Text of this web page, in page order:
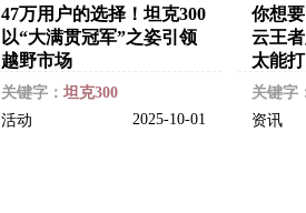
47万用户的选择！坦克300
以“大满贯冠军”之姿引领
越野市场
关键字： 坦克300
活动
2025-10-01
你想
云王
太能打
关键字
资讯